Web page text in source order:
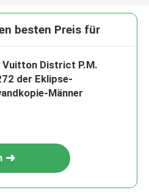
besten Preis für
Vuitton District P.M.
der Eklipse-
Männer